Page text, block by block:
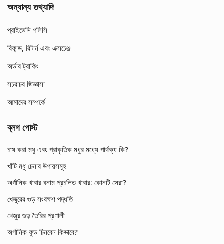
অন্যান্য তথ্যাদি
প্রাইভেসি পলিসি
রিফান্ড, রিটার্ন এবং এক্সচেঞ্জ
অর্ডার ট্রাকিং
সচরাচর জিজ্ঞাসা
আমাদের সম্পর্কে
ব্লগ পোস্ট
চাষ করা মধু এবং প্রাকৃতিক মধুর মধ্যে পার্থক্য কি?
খাঁটি মধু চেনার উপায়সমূহ
অর্গানিক খাবার বনাম প্রচলিত খাবার: কোনটি সেরা?
খেজুরের গুড় সংরক্ষণ পদ্ধতি
খেজুর গুড় তৈরির প্রণালী
অর্গানিক ফুড চিনবেন কিভাবে?